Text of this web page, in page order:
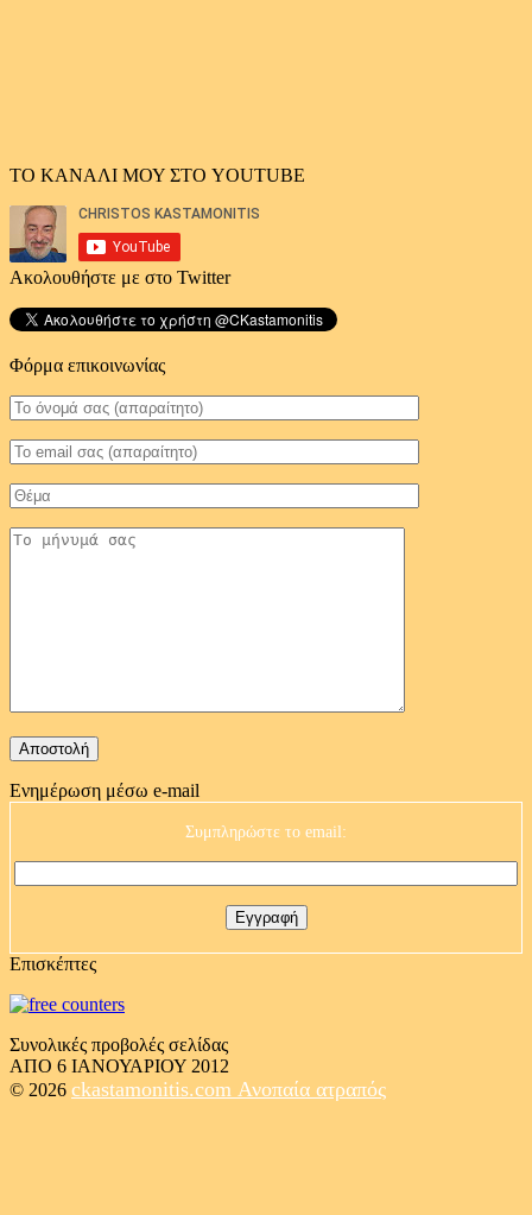
ΤΟ ΚΑΝΑΛΙ ΜΟΥ ΣΤΟ YOUTUBE
Ακολουθήστε με στο Twitter
Φόρμα επικοινωνίας
Ενημέρωση μέσω e-mail
Συμπληρώστε το email:
Επισκέπτες
Συνολικές προβολές σελίδας
ΑΠΟ 6 ΙΑΝΟΥΑΡΙΟΥ 2012
© 2026 ckastamonitis.com Ανοπαία ατραπός